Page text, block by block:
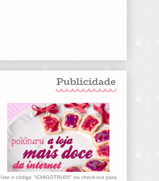
Use o código "ICHIGOTRU05" no check-out para